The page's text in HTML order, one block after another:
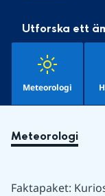
Utforska ett
Meteorologi
Meteorologi
Faktapaket: